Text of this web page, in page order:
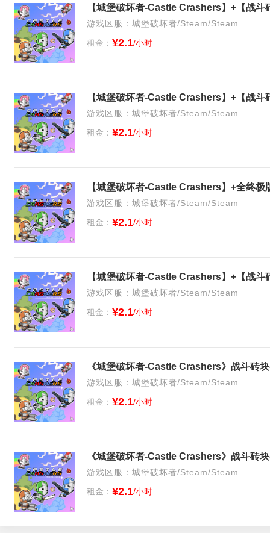
游戏区服：城堡破坏者/Steam/Steam
租金： ¥2.1/小时
游戏区服：城堡破坏者/Steam/Steam
租金： ¥2.1/小时
【城堡破坏者-Castle Crashers】+全终
游戏区服：城堡破坏者/Steam/Steam
租金： ¥2.1/小时
游戏区服：城堡破坏者/Steam/Steam
租金： ¥2.1/小时
《城堡破坏者-Castle Crashers》战斗砖
游戏区服：城堡破坏者/Steam/Steam
租金： ¥2.1/小时
《城堡破坏者-Castle Crashers》战斗砖
游戏区服：城堡破坏者/Steam/Steam
租金： ¥2.1/小时